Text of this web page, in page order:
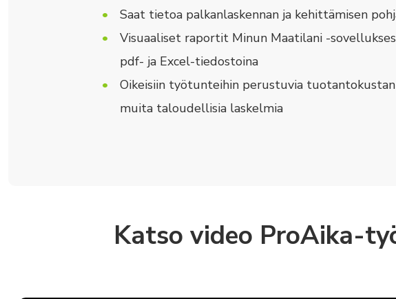
Saat tietoa palkanlaskennan ja kehittämisen
Visuaaliset raportit Minun Maatilani -
pdf- ja Excel-tiedostoina
Oikeisiin työtunteihin perustuvia
muita taloudellisia laskelmia
Katso video ProAika-